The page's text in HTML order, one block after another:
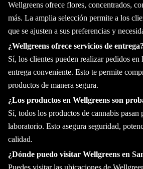
Wellgreens ofrece flores, concentrados,
más. La amplia selección permite a los
que se ajusten a sus preferencias y
¿Wellgreens ofrece servicios de entrega?
Sí, los clientes pueden realizar pedidos en
entrega conveniente. Esto te permite
productos de manera segura.
¿Los productos en Wellgreens son
Sí, todos los productos de cannabis pasan
laboratorio. Esto asegura seguridad,
calidad.
¿Dónde puedo visitar Wellgreens en
Puedes visitar las ubicaciones de